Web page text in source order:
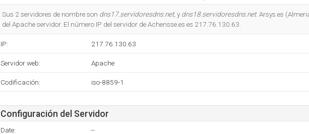
Sus 2 servidores de nombre son dns17.servidoresdns.net, y dns18.servidoresdns.net. Arsys.es
del Apache servidor. El número IP del servidor de Achensse.es es 217.76.130.63.
IP: 217.76.130.63
Servidor web: Apache
Codificación: iso-8859-1
Configuración del Servidor
Date: --